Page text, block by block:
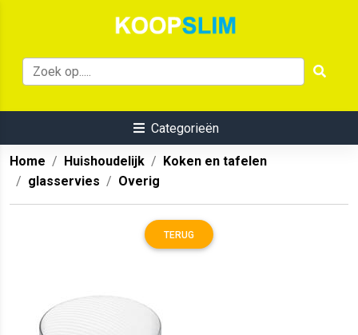
Categorieën
Home Huishoudelijk
Koken en tafelen
glasservies
Overig
TERUG